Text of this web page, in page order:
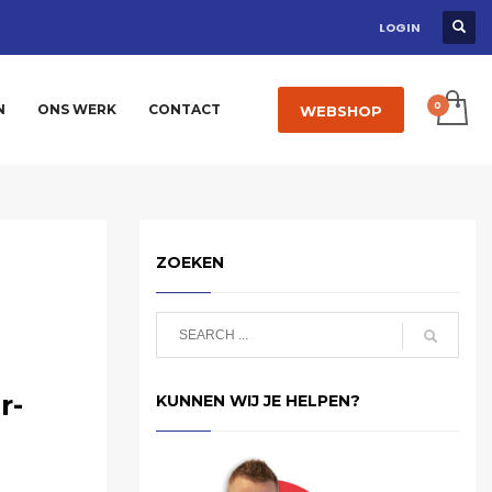
LOGIN
ONS WERK CONTACT WEBSHOP
ZOEKEN
KUNNEN WIJ JE HELPEN?